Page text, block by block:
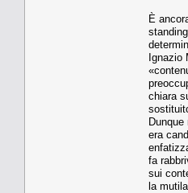
È
Ignazio
chiara
era
fa
sui
la